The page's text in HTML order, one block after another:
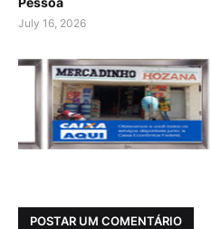
July 16, 2026
POSTAR UM COMENTÁRIO